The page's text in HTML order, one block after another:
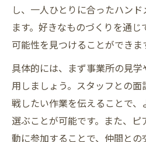
し、一人ひとりに合ったハン
ます。好きなものづくりを通
可能性を見つけることができま
具体的には、まず事業所の見
用しましょう。スタッフとの
戦したい作業を伝えることで
選ぶことが可能です。また、
動に参加することで、仲間と